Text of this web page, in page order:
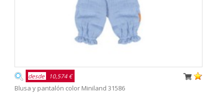
desde 10,574 €
Blusa y pantalón color Miniland 31586